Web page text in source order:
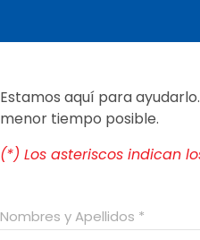
Estamos aquí para
menor tiempo posible.
(*) Los asteriscos indican